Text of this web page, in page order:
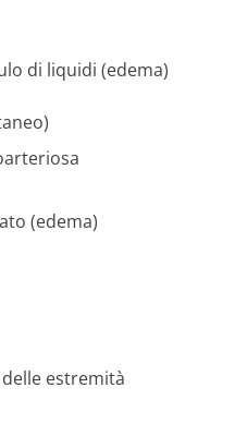
di liquidi (edema)
(edema)
estremità